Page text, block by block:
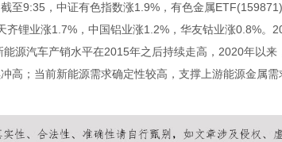
9:35，中证有色指数涨1.9%，有色金属
齐锂业涨1.7%，中国铝业涨1.2%，华友钴业涨0.8%。
源汽车产销水平在2015年之后持续走高，2020年以来
高；当前新能源需求确定性较高，支撑上游能源金属需